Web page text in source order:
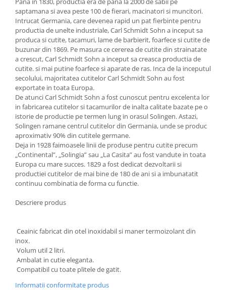
Scrumiere
Seturi vesela
Suporturi farfurii
Suporturi pahare, cesti, cani
Untiere
Ustensile cofetarie si patiserie
Ramekin
Tavi si forme prajituri
Aparate prajituri
Facalete
Forme briose
Lumanari tort
Ornare, insiropare si decorare
prajituri
Portionatoare si feliatoare
Posuri si duiuri
Tavi detasabile
Tavi si forme fursecuri
Ustensile antiaderente
saptamana si avea peste 100 de fierari, macinatori si muncitori.
Intrucat Germania, care devenea rapid un pat fierbinte pentru
productia de unelte industriale, Carl Schmidt Sohn a inceput sa
produca si cutite, tacamuri, lame de barbierit, foarfece si cutite de
buzunar din 1869. Pe masura ce cererea de cutite din strainatate
a crescut, Carl Schmidt Sohn a inceput sa creasca productia de
cutite. si mai putine foarfece si aparate de ras. Inca de la inceputul
secolului, majoritatea cutitelor Carl Schmidt Sohn au fost
exportate in toata Europa.
De atunci Carl Schmidt Sohn a fost cunoscut pentru excelenta lor
in fabricarea cutitelor si tacamurilor de inalta calitate bazate pe o
istorie de productie pe termen lung in orasul Solingen. Astazi,
Solingen ramane centrul cutitelor din Germania, unde se produc
aproximativ 90% din cutitele germane.
Deja in 1928 faimoasele linii de produse pentru cutite precum
„Continental”, „Solingia” sau „La Casita” au fost vandute in toata
Europa cu mare succes. 1829 a fost dedicat dezvoltarii si
productiei cutitelor de mai bine de 180 de ani si a imbunatatit
continuu combinatia de forma cu functie.
Descriere produs
Ceainic fabricat din otel inoxidabil si maner termoizolant din
inox.
Volum util 2 litri.
Ambalat in cutie eleganta.
Compatibil cu toate plitele de gatit.
Informatii conformitate produs